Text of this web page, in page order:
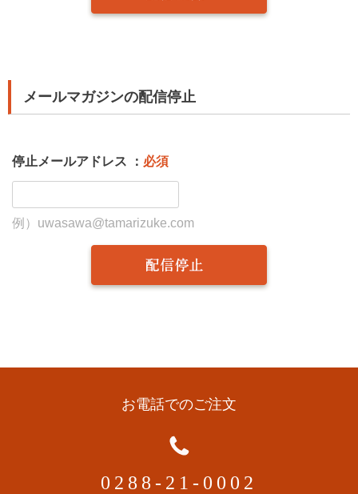
メールマガジンの配信停止
停止メールアドレス ： 必須
例）uwasawa@tamarizuke.com
お電話でのご注文
0288-21-0002